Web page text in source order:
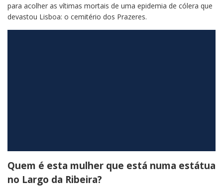
para acolher as vítimas mortais de uma epidemia de cólera que
devastou Lisboa: o cemitério dos Prazeres.
Quem é esta mulher que está numa estátua
no Largo da Ribeira?